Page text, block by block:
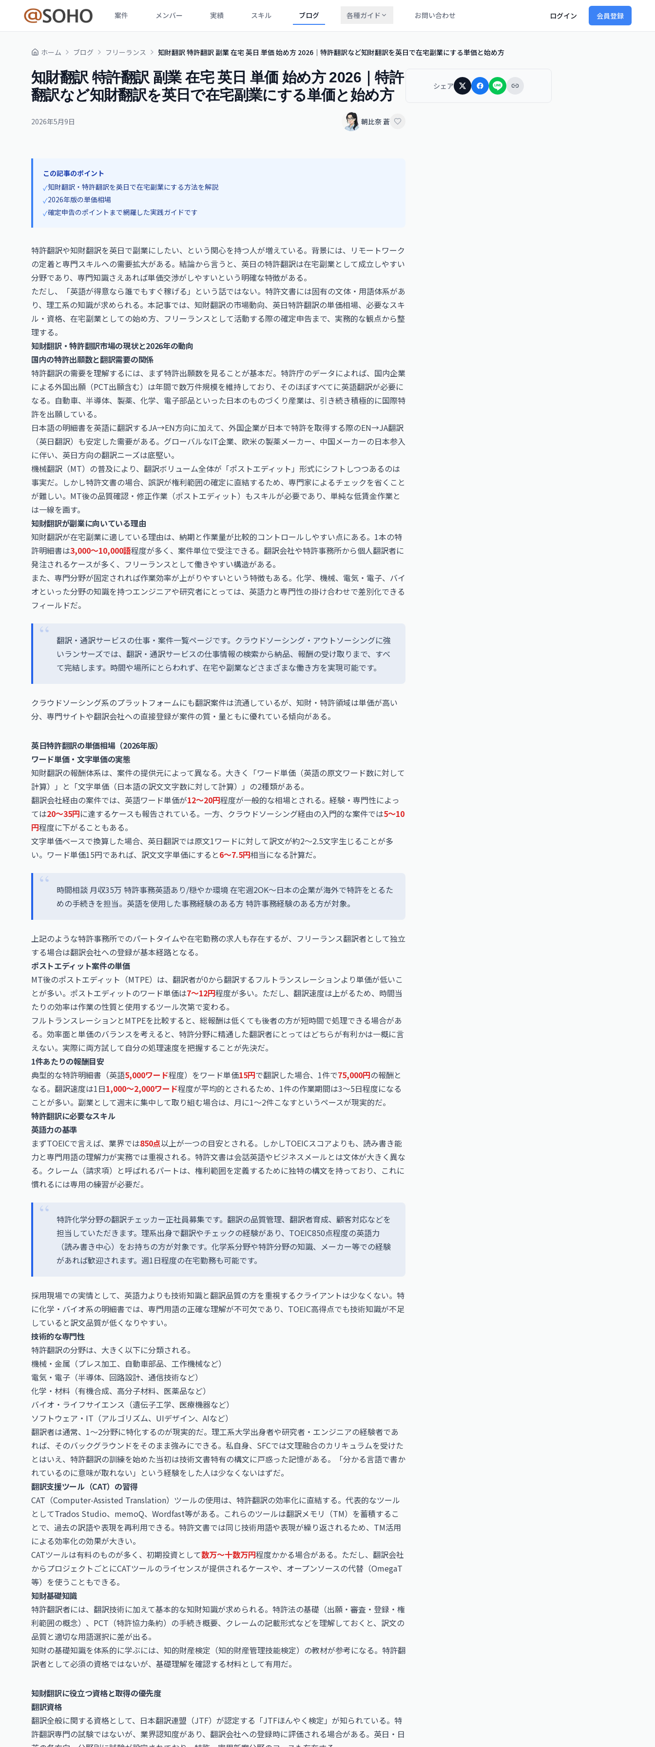
案件 メンバー 実績 スキル ブログ 各種ガイド お問い合わせ ログイン 会員登録
ホーム ブログ フリーランス 知財翻訳 特許翻訳 副業 在宅 英日 単価 始め方 2026｜特許翻訳など知財翻訳を英日で在宅副業にする単価と始め方
知財翻訳 特許翻訳 副業 在宅 英日 単価 始め方 2026｜特許
翻訳など知財翻訳を英日で在宅副業にする単価と始め方
2026年5月9日 朝比奈 蒼
この記事のポイント
✓知財翻訳・特許翻訳を英日で在宅副業にする方法を解説
✓2026年版の単価相場
✓確定申告のポイントまで網羅した実践ガイドです
特許翻訳や知財翻訳を英日で副業にしたい、という関心を持つ人が増えている。背景には、リモートワーク
の定着と専門スキルへの需要拡大がある。結論から言うと、英日の特許翻訳は在宅副業として成立しやすい
分野であり、専門知識さえあれば単価交渉がしやすいという明確な特徴がある。
ただし、「英語が得意なら誰でもすぐ稼げる」という話ではない。特許文書には固有の文体・用語体系があ
り、理工系の知識が求められる。本記事では、知財翻訳の市場動向、英日特許翻訳の単価相場、必要なスキ
ル・資格、在宅副業としての始め方、フリーランスとして活動する際の確定申告まで、実務的な観点から整
理する。
知財翻訳・特許翻訳市場の現状と2026年の動向
国内の特許出願数と翻訳需要の関係
特許翻訳の需要を理解するには、まず特許出願数を見ることが基本だ。特許庁のデータによれば、国内企業
による外国出願（PCT出願含む）は年間で数万件規模を維持しており、そのほぼすべてに英語翻訳が必要に
なる。自動車、半導体、製薬、化学、電子部品といった日本のものづくり産業は、引き続き積極的に国際特
許を出願している。
日本語の明細書を英語に翻訳するJA→EN方向に加えて、外国企業が日本で特許を取得する際のEN→JA翻訳
（英日翻訳）も安定した需要がある。グローバルなIT企業、欧米の製薬メーカー、中国メーカーの日本参入
に伴い、英日方向の翻訳ニーズは底堅い。
機械翻訳（MT）の普及により、翻訳ボリューム全体が「ポストエディット」形式にシフトしつつあるのは
事実だ。しかし特許文書の場合、誤訳が権利範囲の確定に直結するため、専門家によるチェックを省くこと
が難しい。MT後の品質確認・修正作業（ポストエディット）もスキルが必要であり、単純な低賃金作業と
は一線を画す。
知財翻訳が副業に向いている理由
知財翻訳が在宅副業に適している理由は、納期と作業量が比較的コントロールしやすい点にある。1本の特
許明細書は3,000〜10,000語程度が多く、案件単位で受注できる。翻訳会社や特許事務所から個人翻訳者に
発注されるケースが多く、フリーランスとして働きやすい構造がある。
また、専門分野が固定されれば作業効率が上がりやすいという特徴もある。化学、機械、電気・電子、バイ
オといった分野の知識を持つエンジニアや研究者にとっては、英語力と専門性の掛け合わせで差別化できる
フィールドだ。
翻訳・通訳サービスの仕事・案件一覧ページです。クラウドソーシング・アウトソーシングに強
いランサーズでは、翻訳・通訳サービスの仕事情報の検索から納品、報酬の受け取りまで、すべ
て完結します。時間や場所にとらわれず、在宅や副業などさまざまな働き方を実現可能です。
クラウドソーシング系のプラットフォームにも翻訳案件は流通しているが、知財・特許領域は単価が高い
分、専門サイトや翻訳会社への直接登録が案件の質・量ともに優れている傾向がある。
英日特許翻訳の単価相場（2026年版）
ワード単価・文字単価の実態
知財翻訳の報酬体系は、案件の提供元によって異なる。大きく「ワード単価（英語の原文ワード数に対して
計算）」と「文字単価（日本語の訳文文字数に対して計算）」の2種類がある。
翻訳会社経由の案件では、英語ワード単価が12〜20円程度が一般的な相場とされる。経験・専門性によっ
ては20〜35円に達するケースも報告されている。一方、クラウドソーシング経由の入門的な案件では5〜10
円程度に下がることもある。
文字単価ベースで換算した場合、英日翻訳では原文1ワードに対して訳文が約2〜2.5文字生じることが多
い。ワード単価15円であれば、訳文文字単価にすると6〜7.5円相当になる計算だ。
時間相談 月収35万 特許事務英語あり/穏やか環境 在宅週2OK〜日本の企業が海外で特許をとるた
めの手続きを担当。英語を使用した事務経験のある方 特許事務経験のある方が対象。
上記のような特許事務所でのパートタイムや在宅勤務の求人も存在するが、フリーランス翻訳者として独立
する場合は翻訳会社への登録が基本経路となる。
ポストエディット案件の単価
MT後のポストエディット（MTPE）は、翻訳者が0から翻訳するフルトランスレーションより単価が低いこ
とが多い。ポストエディットのワード単価は7〜12円程度が多い。ただし、翻訳速度は上がるため、時間当
たりの効率は作業の性質と使用するツール次第で変わる。
フルトランスレーションとMTPEを比較すると、総報酬は低くても後者の方が短時間で処理できる場合があ
る。効率面と単価のバランスを考えると、特許分野に精通した翻訳者にとってはどちらが有利かは一概に言
えない。実際に両方試して自分の処理速度を把握することが先決だ。
1件あたりの報酬目安
典型的な特許明細書（英語5,000ワード程度）をワード単価15円で翻訳した場合、1件で75,000円の報酬と
なる。翻訳速度は1日1,000〜2,000ワード程度が平均的とされるため、1件の作業期間は3〜5日程度になる
ことが多い。副業として週末に集中して取り組む場合は、月に1〜2件こなすというペースが現実的だ。
特許翻訳に必要なスキル
英語力の基準
まずTOEICで言えば、業界では850点以上が一つの目安とされる。しかしTOEICスコアよりも、読み書き能
力と専門用語の理解力が実務では重視される。特許文書は会話英語やビジネスメールとは文体が大きく異な
る。クレーム（請求項）と呼ばれるパートは、権利範囲を定義するために独特の構文を持っており、これに
慣れるには専用の練習が必要だ。
特許化学分野の翻訳チェッカー正社員募集です。翻訳の品質管理、翻訳者育成、顧客対応などを
担当していただきます。理系出身で翻訳やチェックの経験があり、TOEIC850点程度の英語力
（読み書き中心）をお持ちの方が対象です。化学系分野や特許分野の知識、メーカー等での経験
があれば歓迎されます。週1日程度の在宅勤務も可能です。
採用現場での実情として、英語力よりも技術知識と翻訳品質の方を重視するクライアントは少なくない。特
に化学・バイオ系の明細書では、専門用語の正確な理解が不可欠であり、TOEIC高得点でも技術知識が不足
していると訳文品質が低くなりやすい。
技術的な専門性
特許翻訳の分野は、大きく以下に分類される。
機械・金属（プレス加工、自動車部品、工作機械など）
電気・電子（半導体、回路設計、通信技術など）
化学・材料（有機合成、高分子材料、医薬品など）
バイオ・ライフサイエンス（遺伝子工学、医療機器など）
ソフトウェア・IT（アルゴリズム、UIデザイン、AIなど）
翻訳者は通常、1〜2分野に特化するのが現実的だ。理工系大学出身者や研究者・エンジニアの経験者であ
れば、そのバックグラウンドをそのまま強みにできる。私自身、SFCでは文理融合のカリキュラムを受けた
とはいえ、特許翻訳の訓練を始めた当初は技術文書特有の構文に戸惑った記憶がある。「分かる言語で書か
れているのに意味が取れない」という経験をした人は少なくないはずだ。
翻訳支援ツール（CAT）の習得
CAT（Computer-Assisted Translation）ツールの使用は、特許翻訳の効率化に直結する。代表的なツール
としてTrados Studio、memoQ、Wordfast等がある。これらのツールは翻訳メモリ（TM）を蓄積するこ
とで、過去の訳語や表現を再利用できる。特許文書では同じ技術用語や表現が繰り返されるため、TM活用
による効率化の効果が大きい。
CATツールは有料のものが多く、初期投資として数万〜十数万円程度かかる場合がある。ただし、翻訳会社
からプロジェクトごとにCATツールのライセンスが提供されるケースや、オープンソースの代替（OmegaT
等）を使うこともできる。
知財基礎知識
特許翻訳者には、翻訳技術に加えて基本的な知財知識が求められる。特許法の基礎（出願・審査・登録・権
利範囲の概念）、PCT（特許協力条約）の手続き概要、クレームの記載形式などを理解しておくと、訳文の
品質と適切な用語選択に差が出る。
知財の基礎知識を体系的に学ぶには、知的財産検定（知的財産管理技能検定）の教材が参考になる。特許翻
訳者として必須の資格ではないが、基礎理解を確認する材料として有用だ。
知財翻訳に役立つ資格と取得の優先度
翻訳資格
翻訳全般に関する資格として、日本翻訳連盟（JTF）が認定する「JTFほんやく検定」が知られている。特
許翻訳専門の試験ではないが、業界認知度があり、翻訳会社への登録時に評価される場合がある。英日・日
シェア